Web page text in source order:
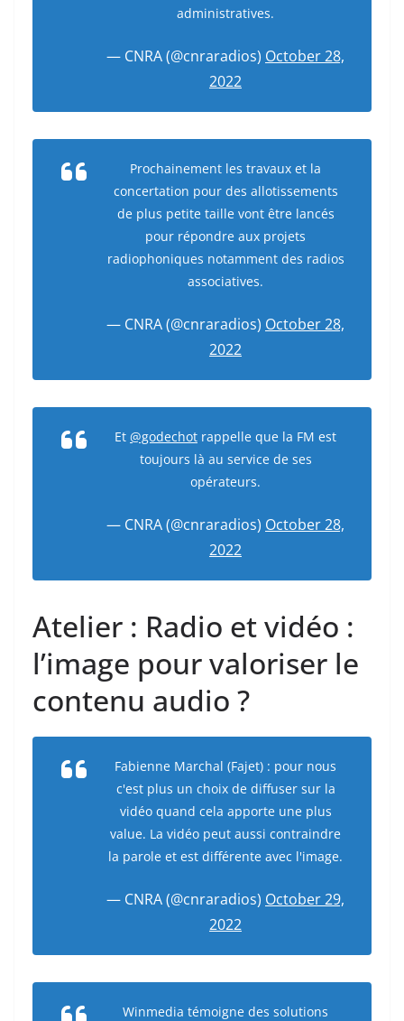
administratives.
— CNRA (@cnraradios) October 28,
2022
Prochainement les travaux et la
concertation pour des allotissements
de plus petite taille vont être lancés
pour répondre aux projets
radiophoniques notamment des radios
associatives.
— CNRA (@cnraradios) October 28,
2022
Et @godechot rappelle que la FM est
toujours là au service de ses
opérateurs.
— CNRA (@cnraradios) October 28,
2022
Atelier : Radio et vidéo :
l’image pour valoriser le
contenu audio ?
Fabienne Marchal (Fajet) : pour nous
c'est plus un choix de diffuser sur la
vidéo quand cela apporte une plus
value. La vidéo peut aussi contraindre
la parole et est différente avec l'image.
— CNRA (@cnraradios) October 29,
2022
Winmedia témoigne des solutions